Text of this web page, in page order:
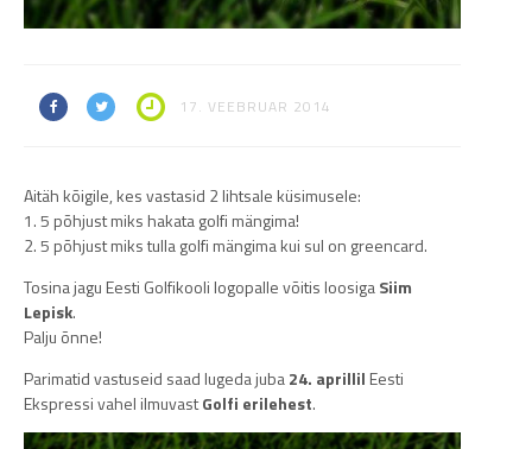
17. VEEBRUAR 2014
Aitäh kõigile, kes vastasid 2 lihtsale küsimusele:
1. 5 põhjust miks hakata golfi mängima!
2. 5 põhjust miks tulla golfi mängima kui sul on greencard.
Tosina jagu Eesti Golfikooli logopalle võitis loosigaSiim
Lepisk.
Palju õnne!
Parimatid vastuseid saad lugeda juba24. aprillil Eesti
Ekspressi vahel ilmuvastGolfi erilehest.